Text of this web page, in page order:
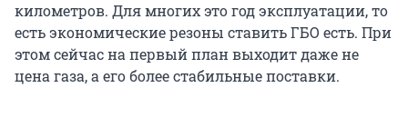
километров. Для многих это год эксплуатации, то
есть экономические резоны ставить ГБО есть. При
этом сейчас на первый план выходит даже не
цена газа, а его более стабильные поставки.